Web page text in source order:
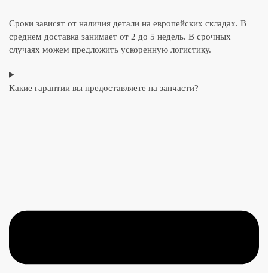
Сроки зависят от наличия детали на европейских складах. В
среднем доставка занимает от 2 до 5 недель. В срочных
случаях можем предложить ускоренную логистику.
Какие гарантии вы предоставляете на запчасти?